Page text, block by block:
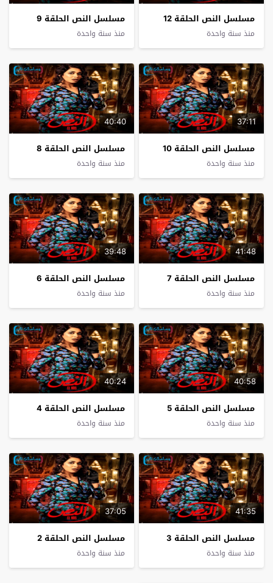
مسلسل النص الحلقة 12
منذ سنة واحدة
مسلسل النص الحلقة 9
منذ سنة واحدة
37:11
مسلسل النص الحلقة 10
منذ سنة واحدة
40:40
مسلسل النص الحلقة 8
منذ سنة واحدة
41:48
مسلسل النص الحلقة 7
منذ سنة واحدة
39:48
مسلسل النص الحلقة 6
منذ سنة واحدة
40:58
مسلسل النص الحلقة 5
منذ سنة واحدة
40:24
مسلسل النص الحلقة 4
منذ سنة واحدة
41:35
مسلسل النص الحلقة 3
منذ سنة واحدة
37:05
مسلسل النص الحلقة 2
منذ سنة واحدة